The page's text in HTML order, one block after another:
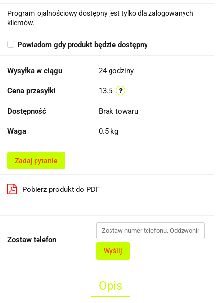
Program lojalnościowy dostępny jest tylko dla zalogowanych
klientów.
Powiadom gdy produkt będzie dostępny
Wysyłka w ciągu 24 godziny
Cena przesyłki 13.5
Dostępność Brak towaru
Waga 0.5 kg
Zadaj pytanie
Pobierz produkt do PDF
Zostaw telefon
Wyślij
Opis